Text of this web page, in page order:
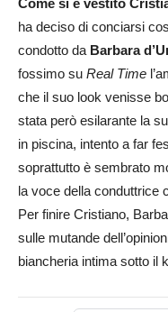
Come si è vestito
ha deciso di conciarsi
condotto da Barbara
fossimo su Real Time
che il suo look venisse
stata però esilarante la
in piscina, intento a far
soprattutto è sembrato
la voce della conduttrice
Per finire Cristiano,
sulle mutande
biancheria intima sotto il